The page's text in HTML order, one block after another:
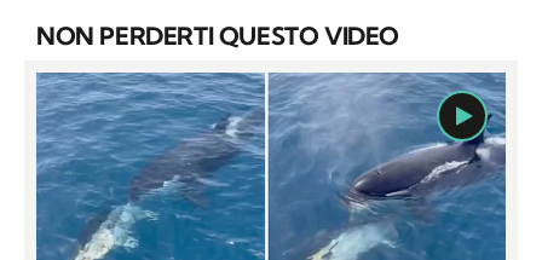
NON PERDERTI QUESTO VIDEO